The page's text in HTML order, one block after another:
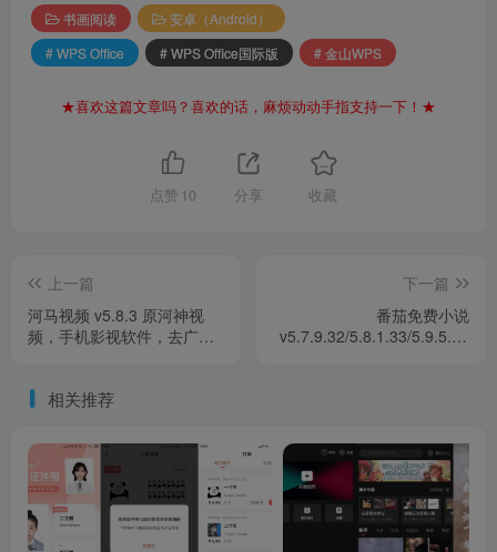
书画阅读
安卓（Android）
# WPS Office
# WPS Office国际版 # 金山WPS
★喜欢这篇文章吗？喜欢的话，麻烦动动手指支持一下！★
点赞 10 分享 收藏
上一篇
河马视频 v5.8.3 原河神视
频，手机影视软件，去广告
下一篇
番茄免费小说
v5.7.9.32/5.8.1.33/5.9.5.20
相关推荐